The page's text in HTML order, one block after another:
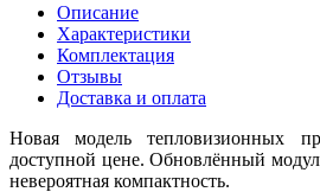
Описание
Характеристики
Комплектация
Отзывы
Доставка и оплата
Новая модель тепловизионных
доступной цене.Обновлённый
невероятная компактность.